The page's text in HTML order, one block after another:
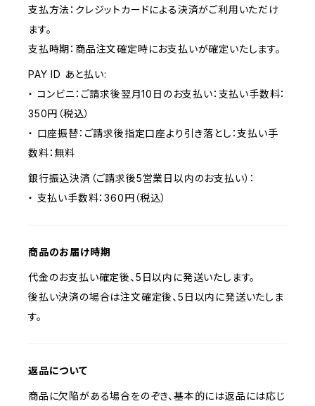
支払方法：クレジットカードによる決済がご利用いただけ
ます。
支払時期：商品注文確定時にお支払いが確定いたします。
PAY ID あと払い:
・ コンビニ：ご請求後翌月10日のお支払い：支払い手数料：
350円（税込）
・ 口座振替：ご請求後指定口座より引き落とし：支払い手
数料：無料
銀行振込決済（ご請求後5営業日以内のお支払い）：
・ 支払い手数料：360円（税込）
商品のお届け時期
代金のお支払い確定後、5日以内に発送いたします。
後払い決済の場合は注文確定後、5日以内に発送いたしま
す。
返品について
商品に欠陥がある場合をのぞき、基本的には返品には応じ